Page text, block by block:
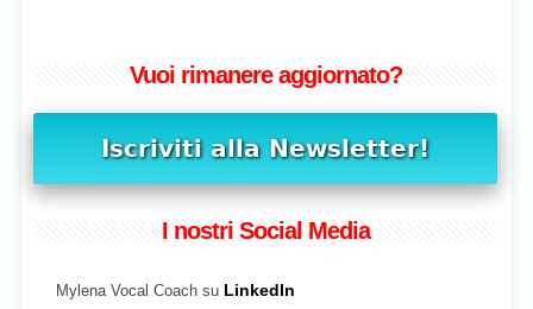
Vuoi rimanere aggiornato?
I nostri Social Media
Mylena Vocal Coach su LinkedIn